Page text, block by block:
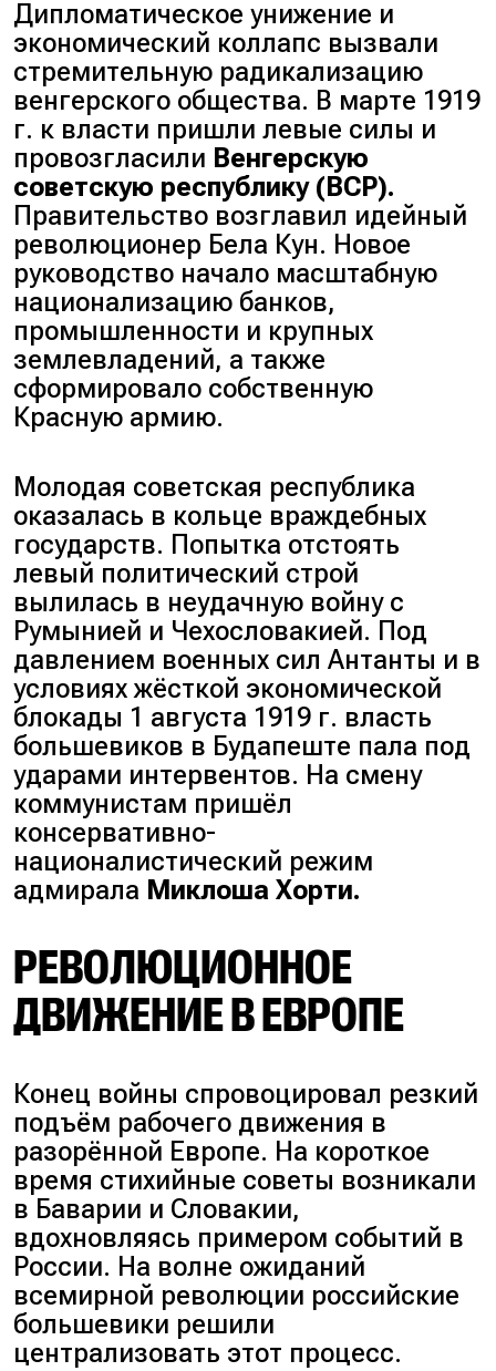
Дипломатическое унижение и
экономический коллапс вызвали
стремительную радикализацию
венгерского общества. В марте 1919
г. к власти пришли левые силы и
провозгласили Венгерскую
советскую республику (ВСР).
Правительство возглавил идейный
революционер Бела Кун. Новое
руководство начало масштабную
национализацию банков,
промышленности и крупных
землевладений, а также
сформировало собственную
Красную армию.
Молодая советская республика
оказалась в кольце враждебных
государств. Попытка отстоять
левый политический строй
вылилась в неудачную войну с
Румынией и Чехословакией. Под
давлением военных сил Антанты и в
условиях жёсткой экономической
блокады 1 августа 1919 г. власть
большевиков в Будапеште пала под
ударами интервентов. На смену
коммунистам пришёл
консервативно-
националистический режим
адмирала Миклоша Хорти.
РЕВОЛЮЦИОННОЕ
ДВИЖЕНИЕ В ЕВРОПЕ
Конец войны спровоцировал резкий
подъём рабочего движения в
разорённой Европе. На короткое
время стихийные советы возникали
в Баварии и Словакии,
вдохновляясь примером событий в
России. На волне ожиданий
всемирной революции российские
большевики решили
централизовать этот процесс.